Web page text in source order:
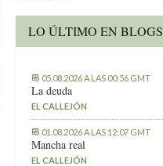
LO ÚLTIMO EN BLOGS
05.08.2026 A LAS 00:56 GMT
La deuda
EL CALLEJÓN
01.08.2026 A LAS 12:07 GMT
Mancha real
EL CALLEJÓN